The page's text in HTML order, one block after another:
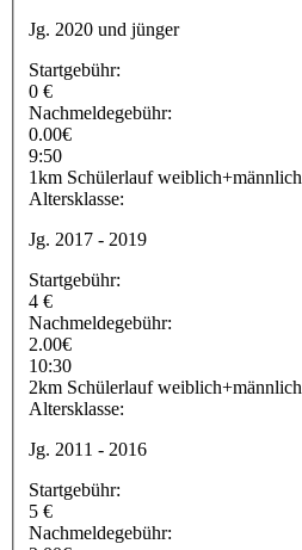
Jg. 2020 und jünger
Startgebühr:
0 €
Nachmeldegebühr:
0.00€
9:50
1km Schülerlauf weiblich+männlich
Altersklasse:
Jg. 2017 - 2019
Startgebühr:
4 €
Nachmeldegebühr:
2.00€
10:30
2km Schülerlauf weiblich+männlich
Altersklasse:
Jg. 2011 - 2016
Startgebühr:
5 €
Nachmeldegebühr: